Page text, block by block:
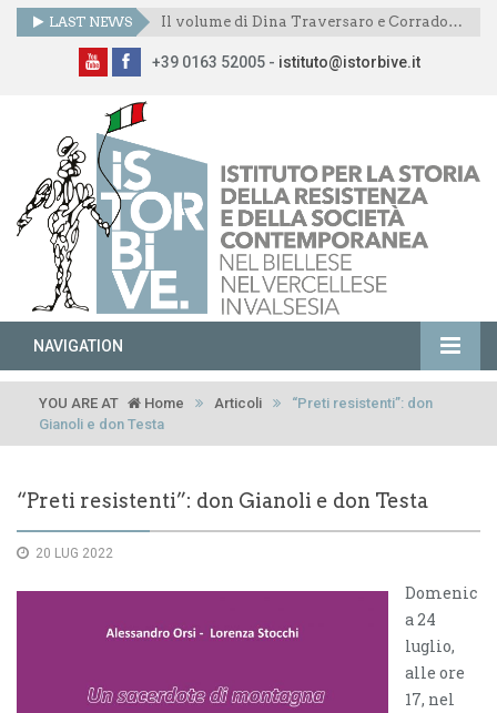
LAST NEWS Il volume di Dina Traversaro e Corrado Mornese presentato anche a Scopetta
+39 0163 52005 - istituto@istorbive.it
NAVIGATION
YOU ARE AT Home Articoli
“Preti resistenti”: don
Gianoli e don Testa
“Preti resistenti”: don Gianoli e don Testa
20 LUG 2022
Domenic
a 24
luglio,
alle ore
17, nel